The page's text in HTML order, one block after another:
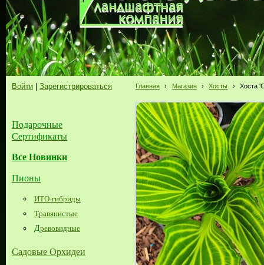
Войти Зарегистрироваться
Подарочные
Сертификаты
Все Новинки
Пионы
ИТО-гибриды
Травянистые
Древовидные
Садовые Орхидеи
Главная › Магазин › Хосты › Хоста